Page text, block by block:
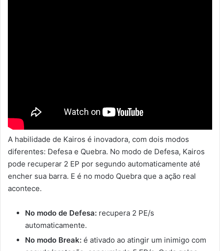
A habilidade de Kairos é inovadora, com dois modos
diferentes: Defesa e Quebra. No modo de Defesa, Kairos
pode recuperar 2 EP por segundo automaticamente até
encher sua barra. E é no modo Quebra que a ação real
acontece.
No modo de Defesa: recupera 2 PE/s
automaticamente.
No modo Break: é ativado ao atingir um inimigo com